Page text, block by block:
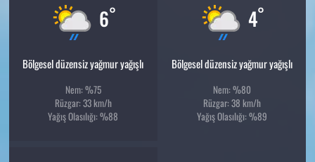
6°
Bölgesel düzensiz yağmur yağışlı
Nem: %75
Rüzgar: 33 km/h
Yağış Olasılığı: %88
4°
Bölgesel düzensiz yağmur yağışlı
Nem: %80
Rüzgar: 38 km/h
Yağış Olasılığı: %89